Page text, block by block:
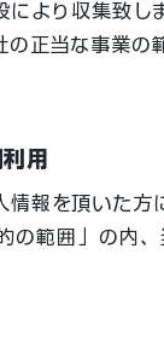
より収集致
正当な事業
用
報を頂いた方
の範囲」の内